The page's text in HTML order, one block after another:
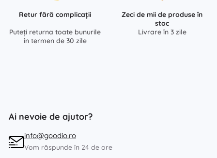
Retur fără complicații
Puteți returna toate bunurile
în termen de 30 zile
Zeci de mii de produse în
stoc
Livrare în 3 zile
Ai nevoie de ajutor?
info@goodio.ro
Vom răspunde în 24 de ore